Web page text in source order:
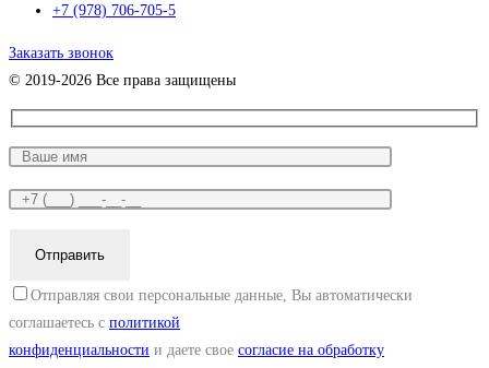
+7 (978) 706-705-5
Заказать звонок
© 2019-2026 Все права защищены
Отправляя свои персональные данные, Вы автоматически
соглашаетесь с политикой
конфиденциальности и даете свое согласие на обработку